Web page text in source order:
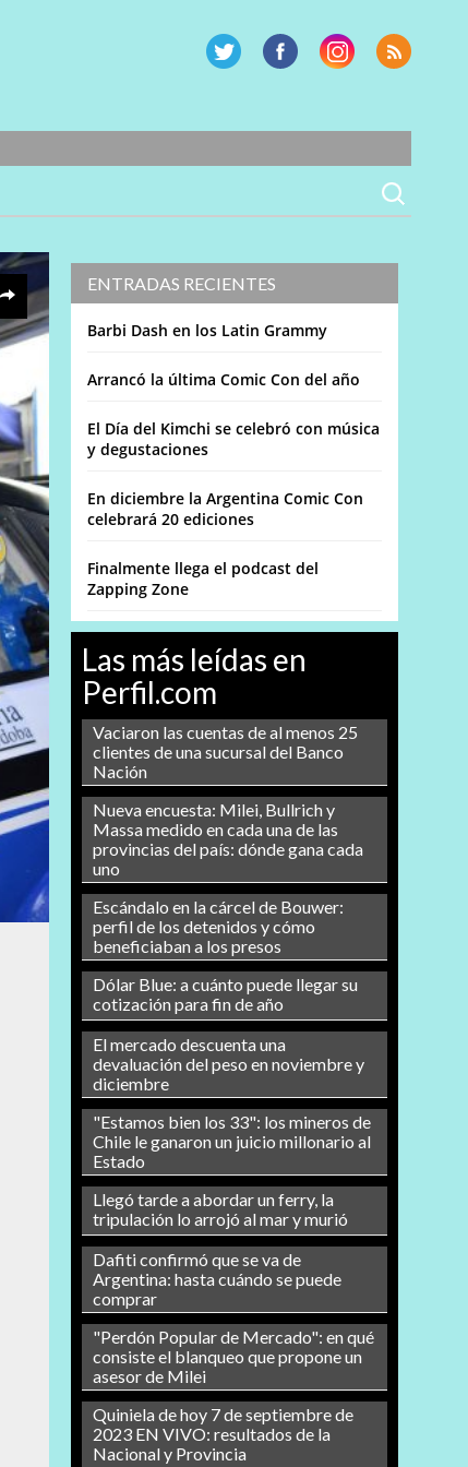
ENTRADAS RECIENTES
Barbi Dash en los Latin Grammy
Arrancó la última Comic Con del año
El Día del Kimchi se celebró con música
y degustaciones
En diciembre la Argentina Comic Con
celebrará 20 ediciones
Finalmente llega el podcast del
Zapping Zone
Las más leídas en
Perfil.com
Vaciaron las cuentas de al menos 25
clientes de una sucursal del Banco
Nación
Nueva encuesta: Milei, Bullrich y
Massa medido en cada una de las
provincias del país: dónde gana cada
uno
Escándalo en la cárcel de Bouwer:
perfil de los detenidos y cómo
beneficiaban a los presos
Dólar Blue: a cuánto puede llegar su
cotización para fin de año
El mercado descuenta una
devaluación del peso en noviembre y
diciembre
"Estamos bien los 33": los mineros de
Chile le ganaron un juicio millonario al
Estado
Llegó tarde a abordar un ferry, la
tripulación lo arrojó al mar y murió
Dafiti confirmó que se va de
Argentina: hasta cuándo se puede
comprar
"Perdón Popular de Mercado": en qué
consiste el blanqueo que propone un
asesor de Milei
Quiniela de hoy 7 de septiembre de
2023 EN VIVO: resultados de la
Nacional y Provincia